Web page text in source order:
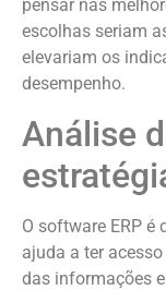
pensar nas
escolhas seriam
elevariam os
desempenho.
Análise
O software ERP
ajuda a ter
das informações